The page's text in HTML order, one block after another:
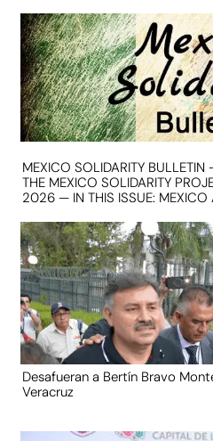
MEXICO SOLIDARITY
THE MEXICO SOLIDARITY
2026 — IN THIS ISSUE: MEXICO
Desafueran a Bertín Bravo
Veracruz